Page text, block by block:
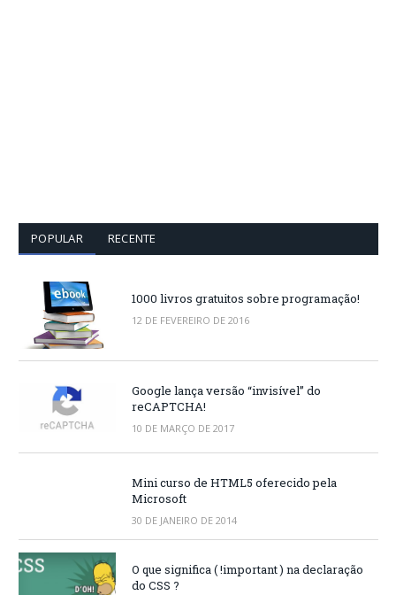
POPULAR RECENTE
1000 livros gratuitos sobre programação!
12 DE FEVEREIRO DE 2016
Google lança versão “invisível” do
reCAPTCHA!
10 DE MARÇO DE 2017
Mini curso de HTML5 oferecido pela
Microsoft
30 DE JANEIRO DE 2014
O que significa ( !important ) na declaração
do CSS ?